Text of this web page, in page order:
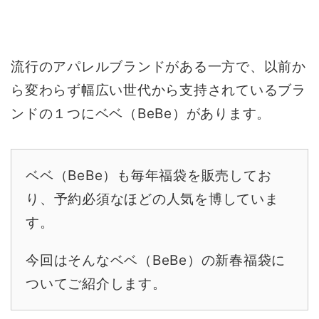
流行のアパレルブランドがある一方で、以前か
ら変わらず幅広い世代から支持されているブラ
ンドの１つにベベ（BeBe）があります。
ベベ（BeBe）も毎年福袋を販売してお
り、予約必須なほどの人気を博していま
す。
今回はそんなベベ（BeBe）の新春福袋に
ついてご紹介します。